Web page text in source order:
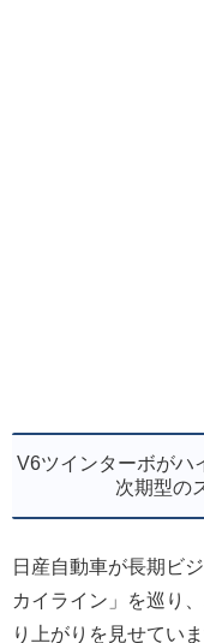
V6ツインターボがハ
次期型の
日産自動車が長期ビ
カイライン」を巡り
り上がりを見せてい